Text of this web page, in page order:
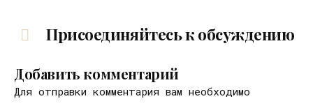
Присоединяйтесь к обсуждению
Добавить комментарий
Для отправки комментария вам необходимо